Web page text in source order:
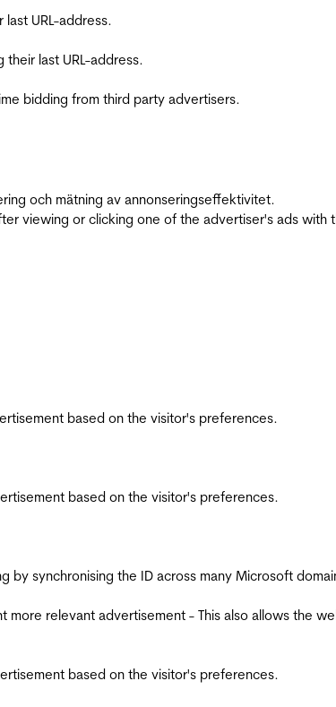
URL-address.
last URL-address.
bidding from third party advertisers.
och mätning av annonseringseffektivitet.
viewing or clicking one of the advertiser's ads
based on the visitor's preferences.
based on the visitor's preferences.
by synchronising the ID across many Microsoft
relevant advertisement - This also allows the
based on the visitor's preferences.